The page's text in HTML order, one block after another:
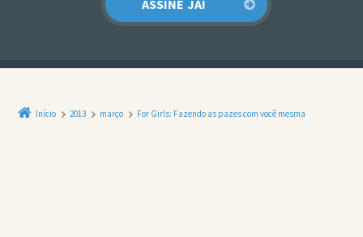
Início 2013 março For Girls: Fazendo as pazes com você mesma